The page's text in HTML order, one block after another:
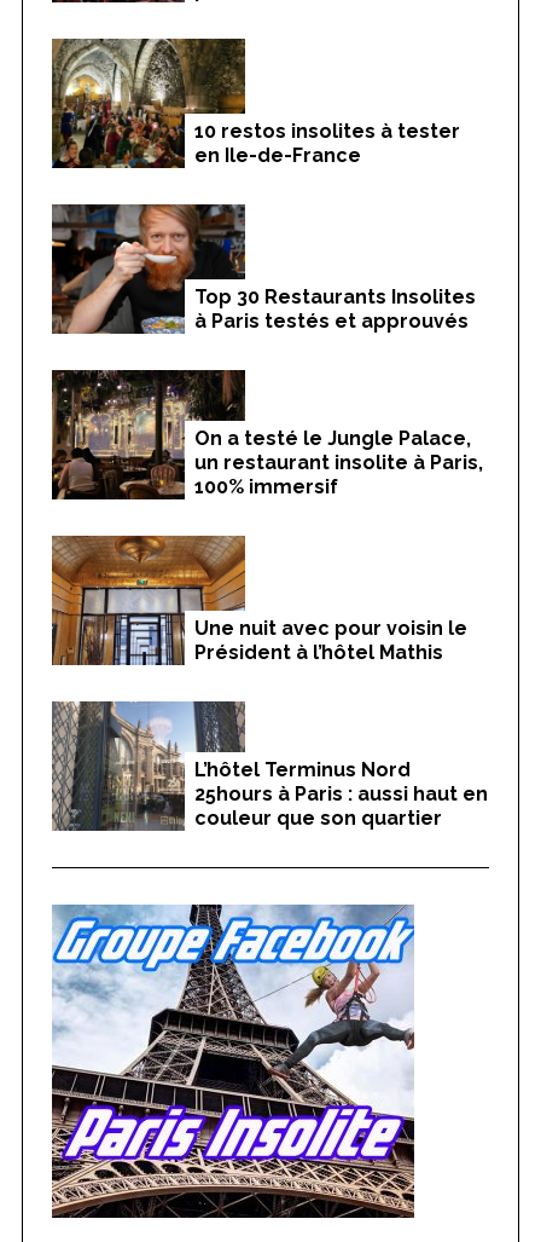
10 restos insolites à tester
en Ile-de-France
Top 30 Restaurants Insolites
à Paris testés et approuvés
On a testé le Jungle Palace,
un restaurant insolite à Paris,
100% immersif
Une nuit avec pour voisin le
Président à l’hôtel Mathis
L’hôtel Terminus Nord
25hours à Paris : aussi haut en
couleur que son quartier